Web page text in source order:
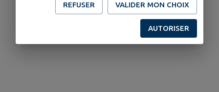
REFUSER VALIDER MON CHOIX
AUTORISER